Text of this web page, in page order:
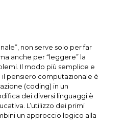
non serve solo per far
anche per “leggere” la
Il modo più semplice e
pensiero computazionale è
(coding) in un
dei diversi linguaggi è
L’utilizzo dei primi
un approccio logico alla